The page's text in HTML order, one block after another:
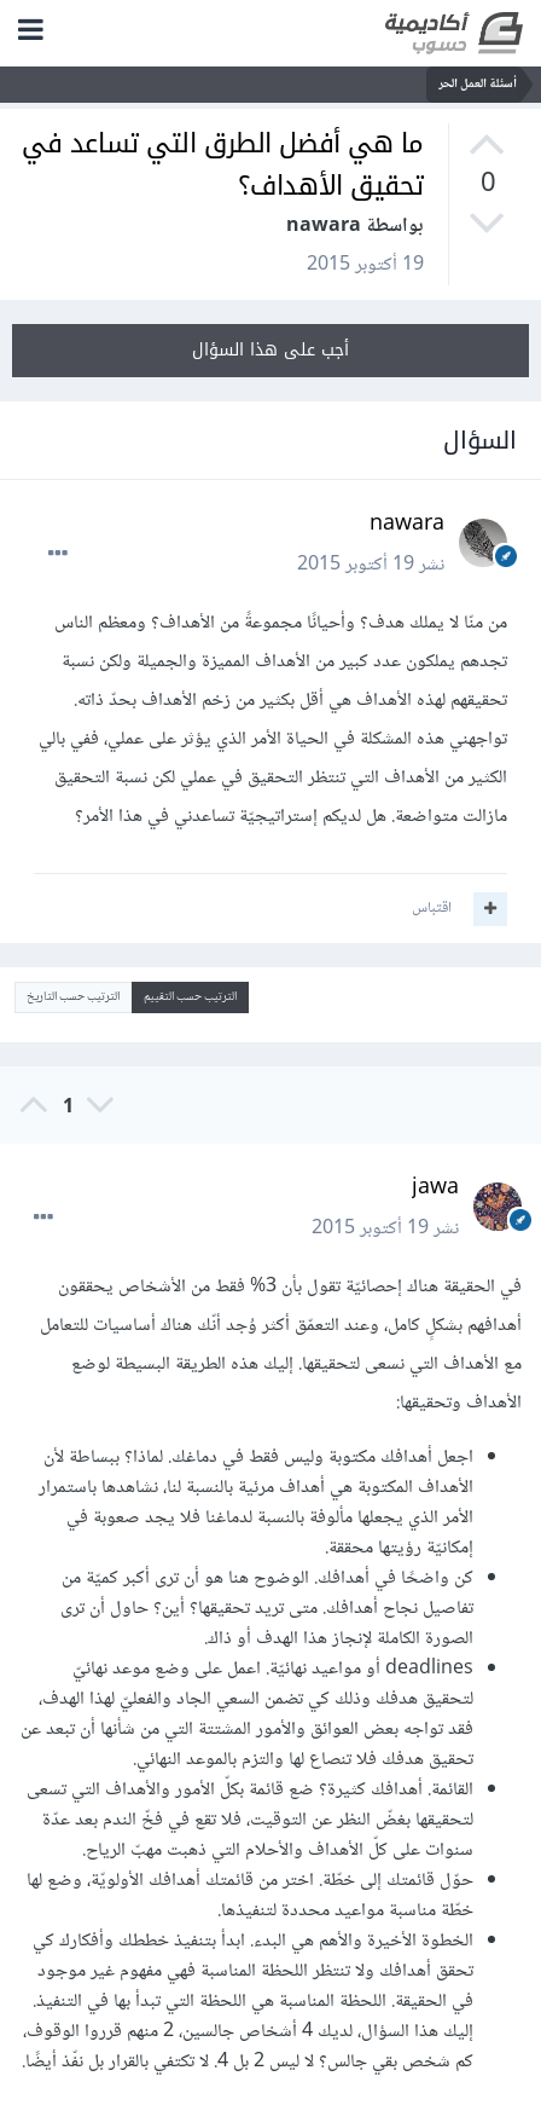
أسئلة العمل الحر
0
ما هي أفضل الطرق التي تساعد في
تحقيق الأهداف؟
بواسطة nawara
19 أكتوبر 2015
أجب على هذا السؤال
السؤال
nawara
نشر19 أكتوبر 2015
من منّا لا يملك هدف؟ وأحيانًا مجموعةً من الأهداف؟ ومعظم الناس
تجدهم يملكون عدد كبير من الأهداف المميزة والجميلة ولكن نسبة
تحقيقهم لهذه الأهداف هي أقل بكثير من زخم الأهداف بحدّ ذاته.
تواجهني هذه المشكلة في الحياة الأمر الذي يؤثر على عملي، ففي بالي
الكثير من الأهداف التي تنتظر التحقيق في عملي لكن نسبة التحقيق
مازالت متواضعة. هل لديكم إستراتيجيّة تساعدني في هذا الأمر؟
اقتباس
الترتيب حسب التقييم الترتيب حسب التاريخ
1
jawa
نشر19 أكتوبر 2015
في الحقيقة هناك إحصائيّة تقول بأن 3% فقط من الأشخاص يحققون
أهدافهم بشكلٍ كامل، وعند التعمّق أكثر وُجد أنّك هناك أساسيات للتعامل
مع الأهداف التي نسعى لتحقيقها. إليك هذه الطريقة البسيطة لوضع
الأهداف وتحقيقها:
اجعل أهدافك مكتوبة وليس فقط في دماغك. لماذا؟ ببساطة لأن
الأهداف المكتوبة هي أهداف مرئية بالنسبة لنا، نشاهدها باستمرار
الأمر الذي يجعلها مألوفة بالنسبة لدماغنا فلا يجد صعوبة في
إمكانيّة رؤيتها محققة.
كن واضحًا في أهدافك. الوضوح هنا هو أن ترى أكبر كميّة من
تفاصيل نجاح أهدافك. متى تريد تحقيقها؟ أين؟ حاول أن ترى
الصورة الكاملة لإنجاز هذا الهدف أو ذاك.
deadlines أو مواعيد نهائيّة. اعمل على وضع موعد نهائيّ
لتحقيق هدفك وذلك كي تضمن السعي الجاد والفعليّ لهذا الهدف،
فقد تواجه بعض العوائق والأمور المشتتة التي من شأنها أن تبعد عن
تحقيق هدفك فلا تنصاع لها والتزم بالموعد النهائي.
القائمة. أهدافك كثيرة؟ ضع قائمة بكلّ الأمور والأهداف التي تسعى
لتحقيقها بغضّ النظر عن التوقيت، فلا تقع في فخّ الندم بعد عدّة
سنوات على كلّ الأهداف والأحلام التي ذهبت مهبّ الرياح.
حوّل قائمتك إلى خطّة. اختر من قائمتك أهدافك الأولويّة، وضع لها
خطّة مناسبة مواعيد محددة لتنفيذها.
الخطوة الأخيرة والأهم هي البدء. ابدأ بتنفيذ خططك وأفكارك كي
تحقق أهدافك ولا تنتظر اللحظة المناسبة فهي مفهوم غير موجود
في الحقيقة. اللحظة المناسبة هي اللحظة التي تبدأ بها في التنفيذ.
إليك هذا السؤال، لديك 4 أشخاص جالسين، 2 منهم قرروا الوقوف،
كم شخص بقي جالس؟ لا ليس 2 بل 4. لا تكتفي بالقرار بل نفّذ أيضًا.